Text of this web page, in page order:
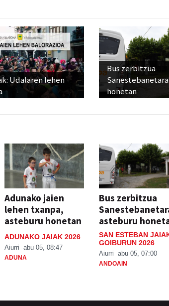
Udalaren lehen
Bus zerbitzua
honetan
Adunako jaien
lehen txanpa,
asteburu honetan
ADUNAKO JAIAK 2026
Aiurri abu 05, 08:47
ADUNA
Bus zerbitzua
asteburu
SAN ESTEBAN
GOIBURUN 2026
Aiurri abu 05, 07:00
ANDOAIN